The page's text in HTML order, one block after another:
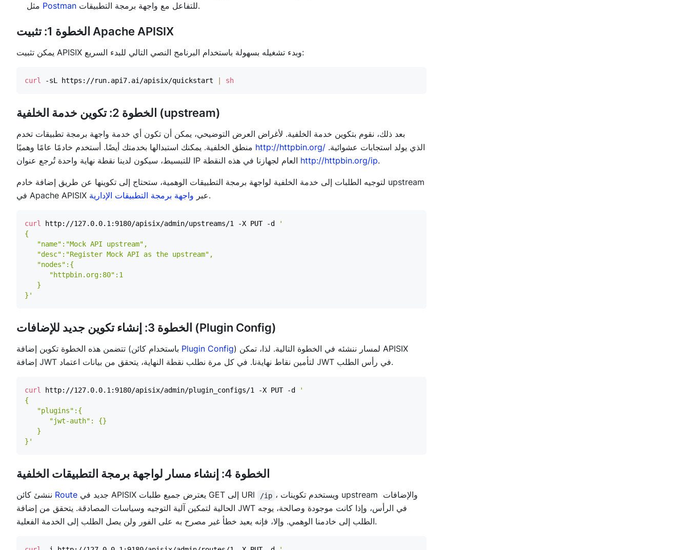
Postman للتفاعل مع واجهة برمجة التطبيقات.
الخطوة 1: تثبيت Apache APISIX
يمكن تثبيت APISIX وبدء تشغيله بسهولة باستخدام البرنامج النصي التالي للبدء السريع:
curl -sL https://run.api7.ai/apisix/quickstart sh
الخطوة 2: تكوين خدمة الخلفية (upstream)
بعد ذلك، نقوم بتكوين خدمة الخلفية. لأغراض العرض التوضيحي، يمكن أن تكون أي خدمة واجهة برمجة تطبيقات تخدم
http://httpbin.org/
http://httpbin.org/ip.
لتوجيه الطلبات إلى خدمة الخلفية لواجهة برمجة التطبيقات الوهمية، ستحتاج إلى تكوينها عن طريق إضافة خادم upstream
في Apache APISIX عبر واجهة برمجة التطبيقات الإدارية .
curl http://127.0.0.1:9180/apisix/admin/upstreams/1 -X PUT -d
}'
الخطوة 3: إنشاء تكوين جديد للإضافات (Plugin Config)
Plugin Config) لمسار ننشئه في الخطوة التالية. لذا، تمكن APISIX
إضافة JWT لتأمين نقاط نهايةنا. في كل مرة نطلب نقطة النهاية، يتحقق من بيانات اعتماد JWT في رأس الطلب.
curl http://127.0.0.1:9180/apisix/admin/plugin_configs/1 -X PUT -d
}'
الخطوة 4: إنشاء مسار لواجهة برمجة التطبيقات الخلفية
Route جديد في APISIX يعترض جميع طلبات GET إلى URI /ip ، ويستخدم تكوينات upstream والإضافات
الحالية لتمكين آلية التوجيه وسياسات المصادقة. يتحقق من إضافة JWT في الرأس، وإذا كانت موجودة وصالحة، يوجه
الطلب إلى خادمنا الوهمي. وإلا، فإنه يعيد خطأ غير مصرح به على الفور ولن يصل الطلب إلى الخدمة الفعلية.